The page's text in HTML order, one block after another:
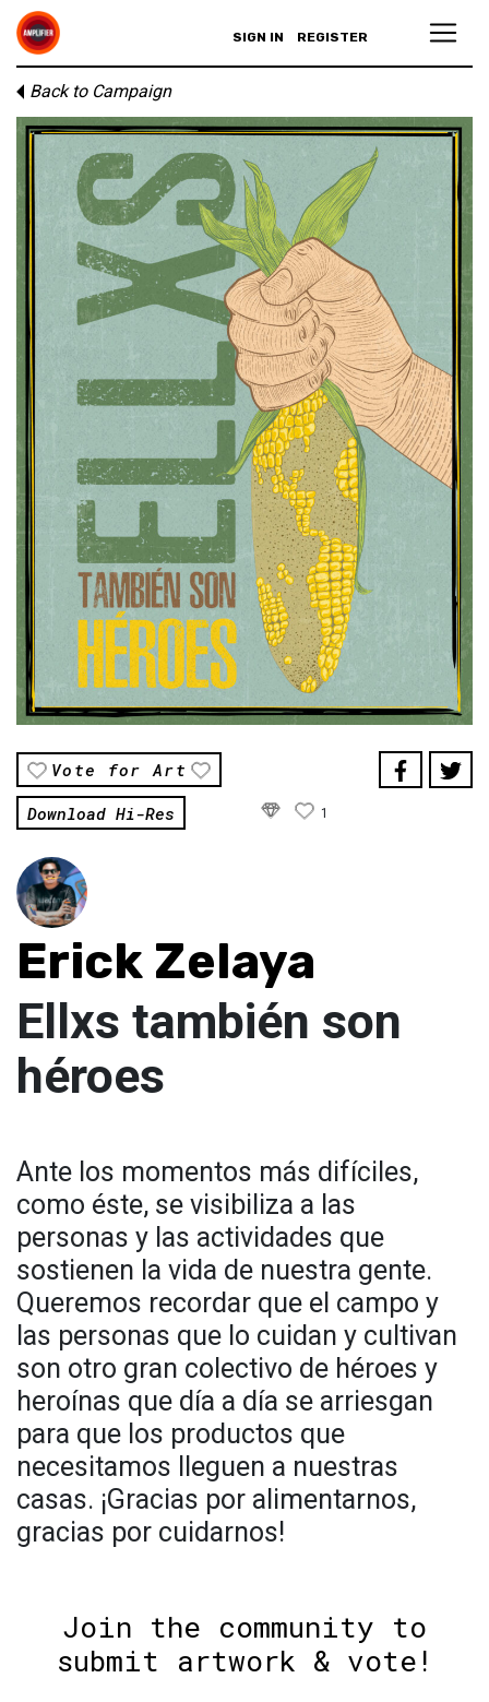
SIGN IN REGISTER
Back to Campaign
Vote for Art
Download Hi-Res
1
Erick Zelaya
Ellxs también son
héroes
Ante los momentos más difíciles,
como éste, se visibiliza a las
personas y las actividades que
sostienen la vida de nuestra gente.
Queremos recordar que el campo y
las personas que lo cuidan y cultivan
son otro gran colectivo de héroes y
heroínas que día a día se arriesgan
para que los productos que
necesitamos lleguen a nuestras
casas. ¡Gracias por alimentarnos,
gracias por cuidarnos!
Join the community to
submit artwork & vote!